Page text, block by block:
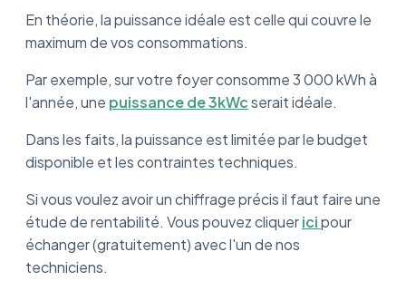
En théorie, la puissance idéale est celle qui couvre le
maximum de vos consommations.
Par exemple, sur votre foyer consomme 3 000 kWh à
l'année, une puissance de 3kWcserait idéale.
Dans les faits, la puissance est limitée par le budget
disponible et les contraintes techniques.
Si vous voulez avoir un chiffrage précis il faut faire une
étude de rentabilité. Vous pouvez cliquericipour
échanger (gratuitement) avec l'un de nos
techniciens.